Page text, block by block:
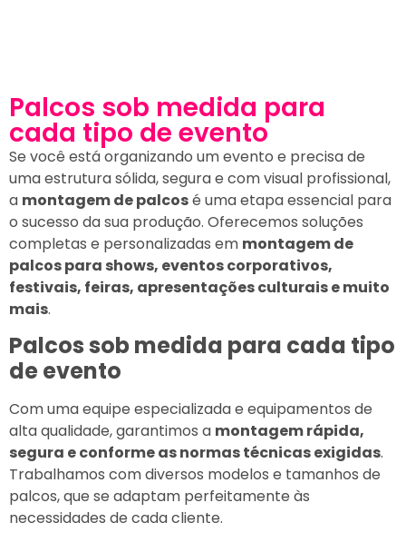
Palcos sob medida para
cada tipo de evento
Se você está organizando um evento e precisa de
uma estrutura sólida, segura e com visual profissional,
a montagem de palcosé uma etapa essencial para
o sucesso da sua produção. Oferecemos soluções
completas e personalizadas em montagem de
palcos para shows, eventos corporativos,
festivais, feiras, apresentações culturais e muito
mais.
Palcos sob medida para cada tipo
de evento
Com uma equipe especializada e equipamentos de
alta qualidade, garantimos a montagem rápida,
segura e conforme as normas técnicas exigidas.
Trabalhamos com diversos modelos e tamanhos de
palcos, que se adaptam perfeitamente às
necessidades de cada cliente.